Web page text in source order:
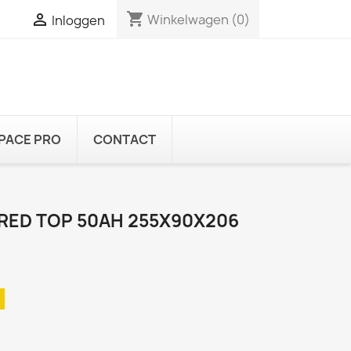
 Inloggen shopping_cart Winkelwagen (0)
PRO CONTACT
TOP 50AH 255X90X206